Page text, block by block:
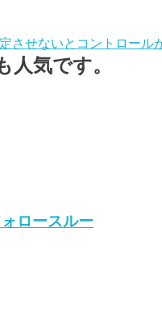
させないとコントロール
人気です。
ロースルー